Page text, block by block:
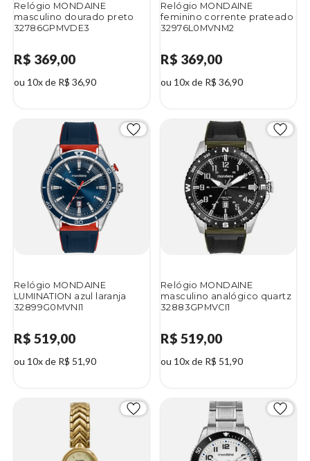
Relógio MONDAINE
masculino dourado preto
32786GPMVDE3
R$ 369,00
ou 10x de R$ 36,90
Relógio MONDAINE
feminino corrente prateado
32976L0MVNM2
R$ 369,00
ou 10x de R$ 36,90
Relógio MONDAINE
LUMINATION azul laranja
32899G0MVNI1
R$ 519,00
ou 10x de R$ 51,90
Relógio MONDAINE
masculino analógico quartz
32883GPMVCI1
R$ 519,00
ou 10x de R$ 51,90